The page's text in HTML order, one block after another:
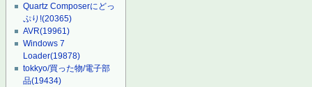
Quartz Composerにどっ
ぷり!(20365)
AVR(19961)
Windows 7
Loader(19878)
tokkyo/買った物/電子部
品(19434)